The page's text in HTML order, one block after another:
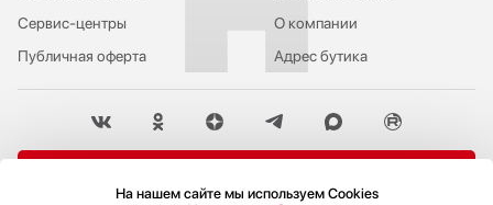
Публичная оферта
Сервис-центры
О компании
Адрес бутика
На нашем сайте мы используем Cookies